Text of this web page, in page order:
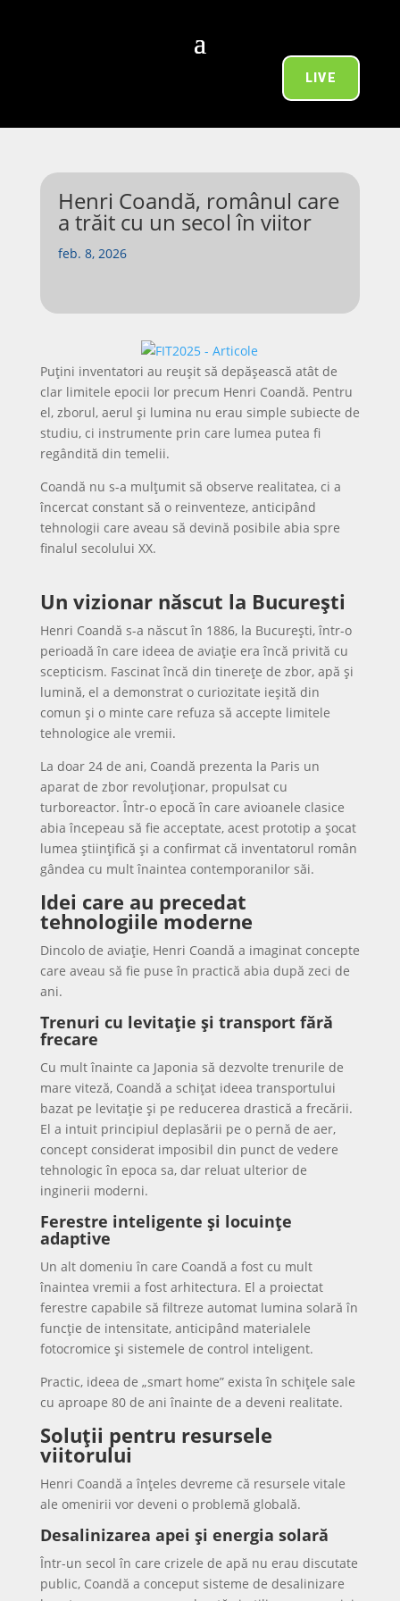
LIVE
Henri Coandă, românul care
a trăit cu un secol în viitor
feb. 8, 2026
Puțini inventatori au reușit să depășească atât de
clar limitele epocii lor precum Henri Coandă. Pentru
el, zborul, aerul și lumina nu erau simple subiecte de
studiu, ci instrumente prin care lumea putea fi
regândită din temelii.
Coandă nu s-a mulțumit să observe realitatea, ci a
încercat constant să o reinventeze, anticipând
tehnologii care aveau să devină posibile abia spre
finalul secolului XX.
Un vizionar născut la București
Henri Coandă s-a născut în 1886, la București, într-o
perioadă în care ideea de aviație era încă privită cu
scepticism. Fascinat încă din tinerețe de zbor, apă și
lumină, el a demonstrat o curiozitate ieșită din
comun și o minte care refuza să accepte limitele
tehnologice ale vremii.
La doar 24 de ani, Coandă prezenta la Paris un
aparat de zbor revoluționar, propulsat cu
turboreactor. Într-o epocă în care avioanele clasice
abia începeau să fie acceptate, acest prototip a șocat
lumea științifică și a confirmat că inventatorul român
gândea cu mult înaintea contemporanilor săi.
Idei care au precedat
tehnologiile moderne
Dincolo de aviație, Henri Coandă a imaginat concepte
care aveau să fie puse în practică abia după zeci de
ani.
Trenuri cu levitație și transport fără
frecare
Cu mult înainte ca Japonia să dezvolte trenurile de
mare viteză, Coandă a schițat ideea transportului
bazat pe levitație și pe reducerea drastică a frecării.
El a intuit principiul deplasării pe o pernă de aer,
concept considerat imposibil din punct de vedere
tehnologic în epoca sa, dar reluat ulterior de
inginerii moderni.
Ferestre inteligente și locuințe
adaptive
Un alt domeniu în care Coandă a fost cu mult
înaintea vremii a fost arhitectura. El a proiectat
ferestre capabile să filtreze automat lumina solară în
funcție de intensitate, anticipând materialele
fotocromice și sistemele de control inteligent.
Practic, ideea de „smart home” exista în schițele sale
cu aproape 80 de ani înainte de a deveni realitate.
Soluții pentru resursele
viitorului
Henri Coandă a înțeles devreme că resursele vitale
ale omenirii vor deveni o problemă globală.
Desalinizarea apei și energia solară
Într-un secol în care crizele de apă nu erau discutate
public, Coandă a conceput sisteme de desalinizare